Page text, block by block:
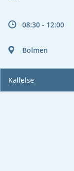
08:30 - 12:00
Bolmen
Kallelse